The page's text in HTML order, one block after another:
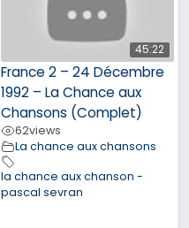
45:22
France 2 – 24 Décembre
1992 – La Chance aux
Chansons (Complet)
62views
La chance aux chansons
la chance aux chanson -
pascal sevran